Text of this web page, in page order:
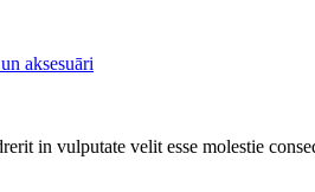
aksesuāri
in vulputate velit esse molestie